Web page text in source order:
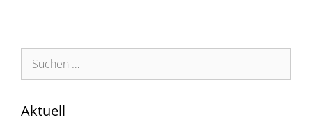
Suchen
nach:
Aktuell